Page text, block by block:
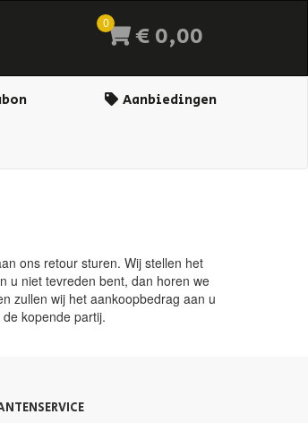
€ 0,00
0
Aanbiedingen
ons retour sturen. Wij stellen het
u niet tevreden bent, dan horen we
zullen wij het aankoopbedrag aan u
kopende partij.